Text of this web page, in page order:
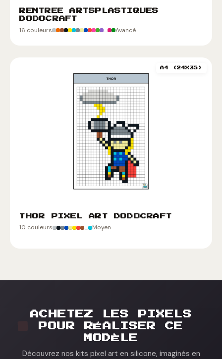
RENTREE ARTSPLASTIQUES
DODOCRAFT
16 couleurs Avancé
A4 (24X35)
THOR PIXEL ART DODOCRAFT
10 couleurs Moyen
ACHETEZ LES PIXELS
POUR RÉALISER CE
MODÈLE
Découvrez nos kits pixel art en silicone, imaginés en